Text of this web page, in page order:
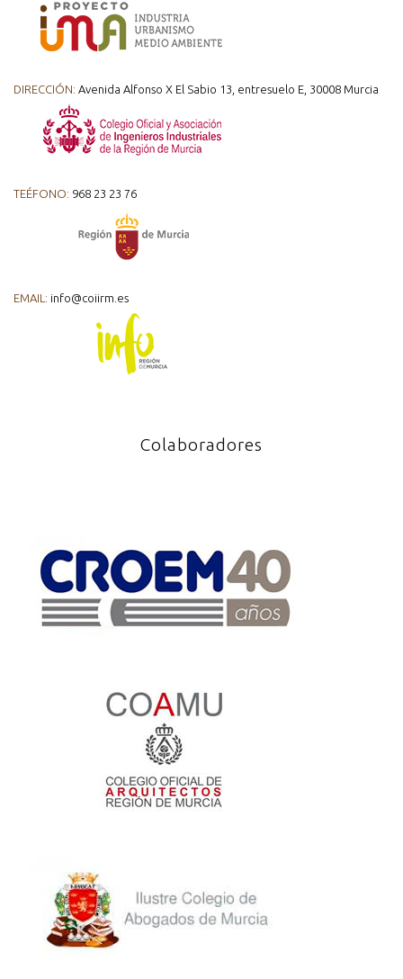
DIRECCIÓN: Avenida Alfonso X El Sabio 13, entresuelo E, 30008 Murcia
TEÉFONO: 968 23 23 76
EMAIL: info@coiirm.es
Colaboradores